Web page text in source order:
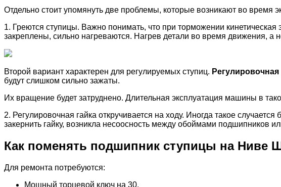
Отдельно стоит упомянуть две проблемы, которые возникают во время
1. Греются ступицы. Важно понимать, что при торможении
закреплены, сильно нагреваются. Нагрев детали во время движения, а
Второй вариант характерен для регулируемых ступиц. Регулировочная
будут слишком сильно зажаты.
Их вращение будет затруднено. Длительная эксплуатация машины в
2. Регулировочная гайка откручивается на ходу. Иногда такое
закернить гайку, возникла несоосность между обоймами
Как поменять подшипник ступицы на Ниве
Для ремонта потребуются:
Мощный торцевой ключ на 30.